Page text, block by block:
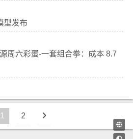
型发布
周六彩蛋-一套组合拳：成本 8.7
1 2